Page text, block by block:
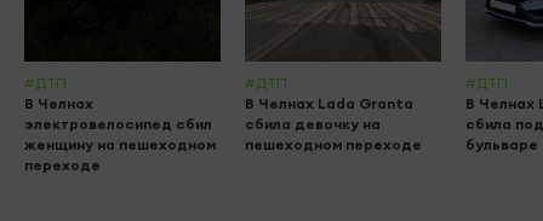
#ДТП
В Челнах
электровелосипед сбил
женщину на пешеходном
переходе
#ДТП
В Челнах Lada Granta
сбила девочку на
пешеходном переходе
#ДТП
В Челнах
сбила